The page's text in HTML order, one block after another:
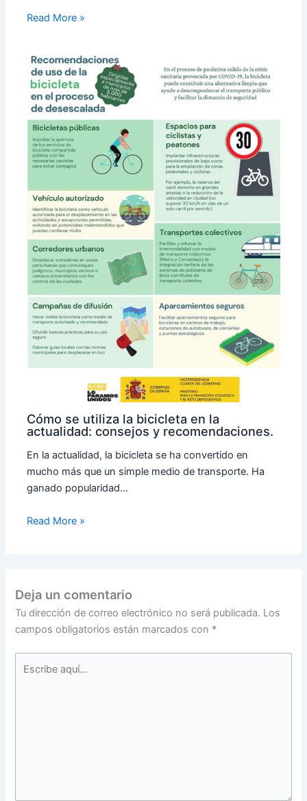
Read More »
Cómo se utiliza la bicicleta en la
actualidad: consejos y recomendaciones.
En la actualidad, la bicicleta se ha convertido en
mucho más que un simple medio de transporte. Ha
ganado popularidad…
Read More »
Deja un comentario
Tu dirección de correo electrónico no será publicada. Los
campos obligatorios están marcados con *
aquí...